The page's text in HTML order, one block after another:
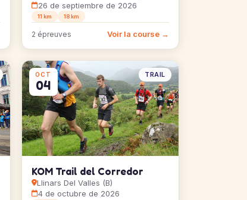
26 de septiembre de 2026
11 km 18 km
2 épreuves Voir la course →
OCT
04
TRAIL
KOM Trail del Corredor
Llinars Del Valles (B)
4 de octubre de 2026